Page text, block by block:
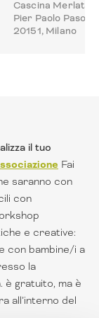
Cascina Merlata,
Pier Paolo
20151, Milano
il tuo
Fai
saranno con
con
e creative:
con bambine/i a
la
è gratuito, ma è
all’interno del